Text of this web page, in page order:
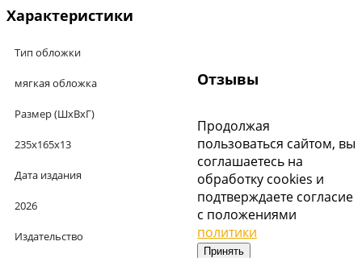
Характеристики
Тип обложки
мягкая обложка
Размер (ШхВхГ)
235х165х13
Дата издания
2026
Издательство
Отзывы
Продолжая
пользоваться сайтом, вы
соглашаетесь на
обработку cookies и
подтверждаете согласие
с положениями
политики
Принять